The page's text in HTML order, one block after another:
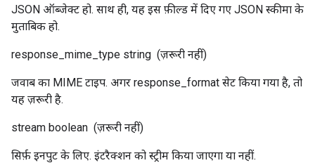
JSON ऑब्जेक्ट हो. साथ ही, यह इस फ़ील्ड में दिए गए JSON स्कीमा के
मुताबिक हो.
response_mime_type string (ज़रूरी नहीं)
जवाब का MIME टाइप. अगर response_format सेट किया गया है, तो
यह ज़रूरी है.
stream boolean (ज़रूरी नहीं)
सिर्फ़ इनपुट के लिए. इंटरैक्शन को स्ट्रीम किया जाएगा या नहीं.